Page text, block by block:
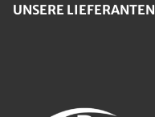
UNSERE LIEFERANTEN